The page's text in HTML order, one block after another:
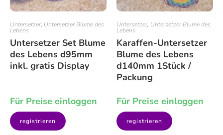
Untersetzer, Untersetzer Blume des
Lebens
Untersetzer Set Blume
des Lebens d95mm
inkl. gratis Display
Für Preise einloggen
registrieren
Untersetzer, Untersetzer Blume des
Lebens
Karaffen-Untersetzer
Blume des Lebens
d140mm 1Stück /
Packung
Für Preise einloggen
registrieren